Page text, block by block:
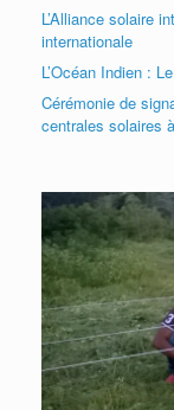
L’Alliance solaire
internationale
L’Océan Indien :
Cérémonie de
centrales solaires